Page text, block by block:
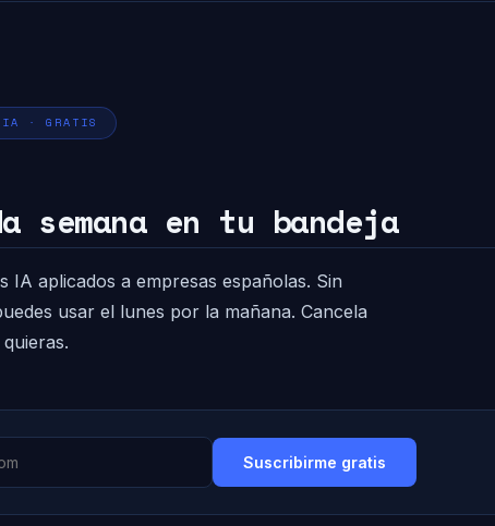
IA · GRATIS
semana en tu bandeja
IA aplicados a empresas españolas. Sin
usar el lunes por la mañana. Cancela
Suscribirme gratis